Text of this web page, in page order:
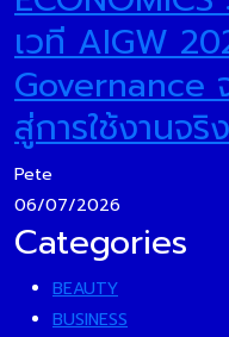
เวที AIGW
Governance
สู่การใช้งานจริ
Pete
06/07/2026
Categories
BEAUTY
BUSINESS